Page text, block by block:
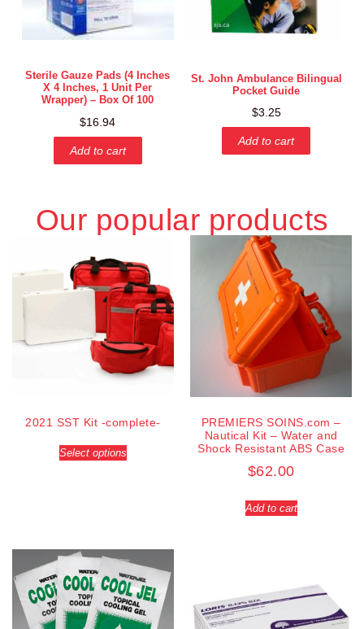
Sterile Gauze Pads (4 Inches
X 4 Inches, 1 Unit Per
Wrapper) – Box Of 100
$16.94
Add to cart
St. John Ambulance Bilingual
Pocket Guide
$3.25
Add to cart
Our popular products
2021 SST Kit -complete-
Select options
PREMIERS SOINS.com –
Nautical Kit – Water and
Shock Resistant ABS Case
$62.00
Add to cart